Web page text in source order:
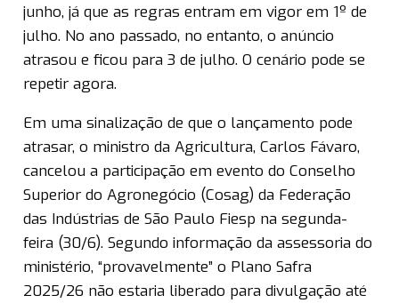
junho, já que as regras entram em vigor em 1º de
julho. No ano passado, no entanto, o anúncio
atrasou e ficou para 3 de julho. O cenário pode se
repetir agora.
Em uma sinalização de que o lançamento pode
atrasar, o ministro da Agricultura, Carlos Fávaro,
cancelou a participação em evento do Conselho
Superior do Agronegócio (Cosag) da Federação
das Indústrias de São Paulo Fiesp na segunda-
feira (30/6). Segundo informação da assessoria do
ministério, “provavelmente” o Plano Safra
2025/26 não estaria liberado para divulgação até